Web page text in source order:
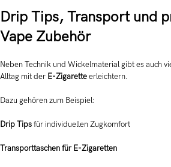
Drip Tips, Transport und
Vape Zubehör
Neben Technik und Wickelmaterial gibt es auch
Alltag mit der E-Zigaretteerleichtern.
Dazu gehören zum Beispiel:
Drip Tipsfür individuellen Zugkomfort
Transporttaschen für E-Zigaretten